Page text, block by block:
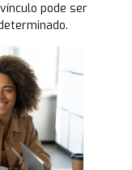
pode ser